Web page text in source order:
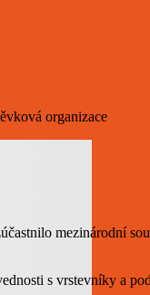
mezinárodní
s vrstevníky a